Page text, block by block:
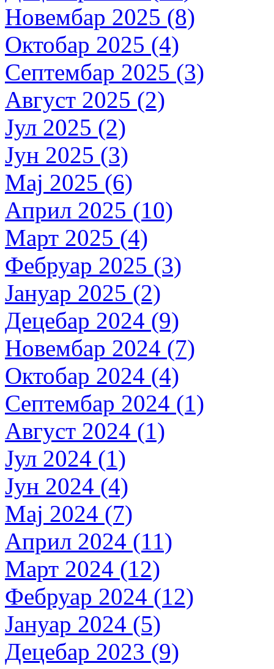
Новембар 2025 (8)
Октобар 2025 (4)
Септембар 2025 (3)
Август 2025 (2)
Јул 2025 (2)
Јун 2025 (3)
Мај 2025 (6)
Април 2025 (10)
Март 2025 (4)
Фебруар 2025 (3)
Јануар 2025 (2)
Децебар 2024 (9)
Новембар 2024 (7)
Октобар 2024 (4)
Септембар 2024 (1)
Август 2024 (1)
Јул 2024 (1)
Јун 2024 (4)
Мај 2024 (7)
Април 2024 (11)
Март 2024 (12)
Фебруар 2024 (12)
Јануар 2024 (5)
Децебар 2023 (9)